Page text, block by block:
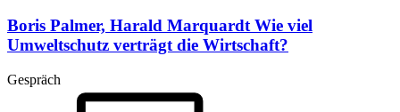
Boris Palmer, Harald Marquardt Wie viel
Umweltschutz verträgt die Wirtschaft?
Gespräch